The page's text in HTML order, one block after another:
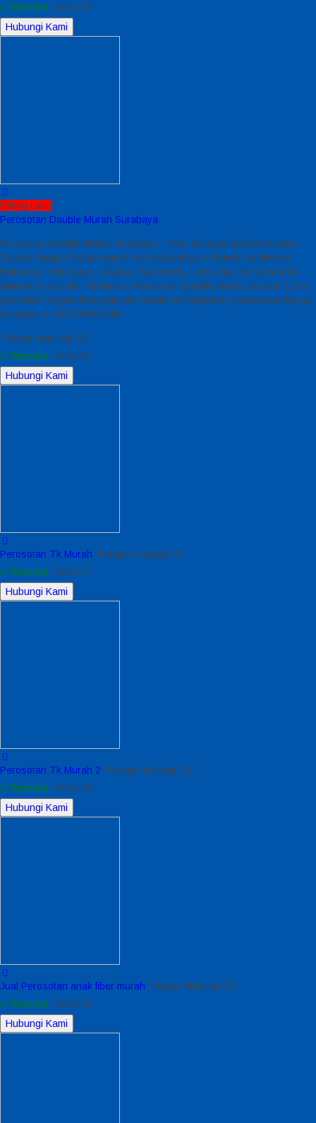
Tersedia / kode 53
Hubungi Kami
Paling Laris
Perosotan Double Murah Surabaya
Perosotan Double Murah Surabaya Kami melayani jual perosotan
Double dengan harga murah dan berkualitas di Bandung, Medan,
Makassar, Surabaya, Jakarta, Samarinda, Lampung, dan kota-kota
lainnya di seluruh Indonesia. Perosotan Double mempunyai uk 2,5 m ,
jika minat Segera hubungi kami untuk mendapatkan penawaran harga
termurah di 085230550048.
*Harga Hubungi CS
Tersedia / kode 51
Hubungi Kami
Perosotan Tk Murah *Harga Hubungi CS
Tersedia / kode 37
Hubungi Kami
Perosotan Tk Murah 2 *Harga Hubungi CS
Tersedia / kode 26
Hubungi Kami
Jual Perosotan anak fiber murah *Harga Hubungi CS
Tersedia / kode 10
Hubungi Kami